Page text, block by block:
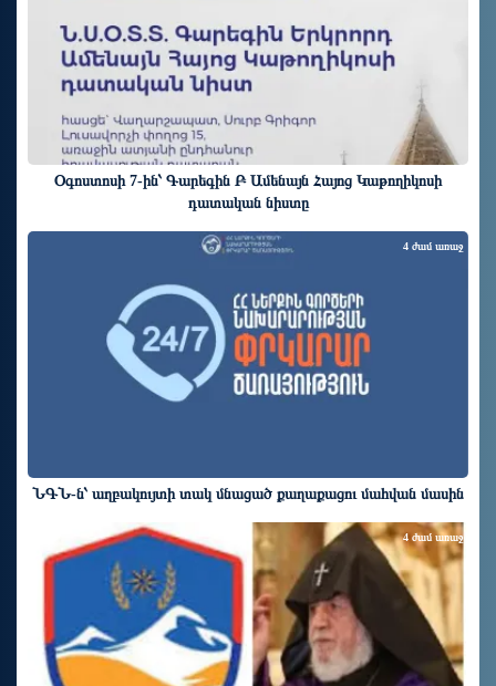
Օգոստոսի 7-ին՝ Գարեգին Բ Ամենայն Հայոց Կաթողիկոսի
դատական նիստը
ՆԳՆ-ն՝ աղբակույտի տակ մնացած քաղաքացու մահվան մասին
4 ժամ առաջ
4 ժամ առաջ